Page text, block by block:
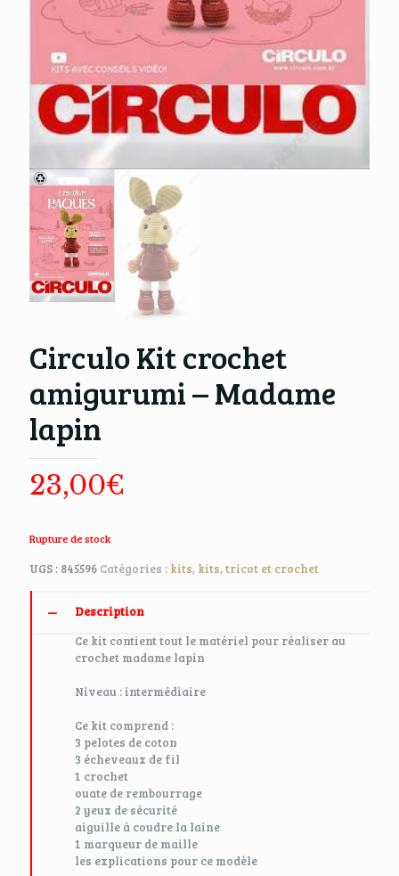
Circulo Kit crochet
amigurumi – Madame
lapin
23,00€
Rupture de stock
UGS : 845596 Catégories : kits, kits,tricot et crochet
Description
Ce kit contient tout le matériel pour réaliser au
crochet madame lapin
Niveau : intermédiaire
Ce kit comprend :
3 pelotes de coton
3 écheveaux de fil
1 crochet
ouate de rembourrage
2 yeux de sécurité
aiguille à coudre la laine
1 marqueur de maille
les explications pour ce modèle